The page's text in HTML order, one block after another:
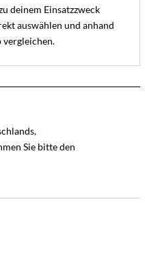
deinem Einsatzzweck
auswählen und anhand
vergleichen.
Sie bitte den